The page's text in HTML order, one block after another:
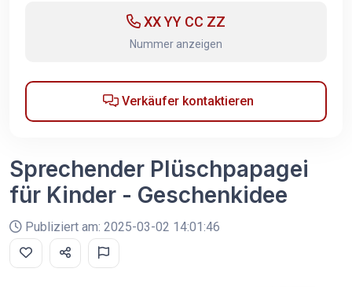
XX YY CC ZZ
Nummer anzeigen
Verkäufer kontaktieren
Sprechender Plüschpapagei
für Kinder - Geschenkidee
Publiziert am: 2025-03-02 14:01:46